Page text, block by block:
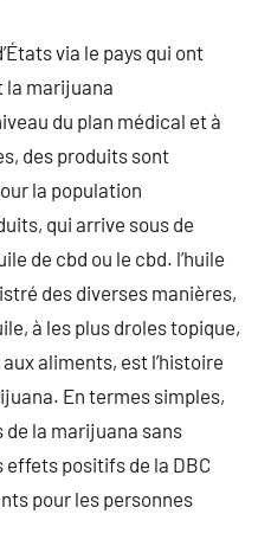
via le pays qui ont
la marijuana
du plan médical et à
des produits sont
la population
qui arrive sous de
de cbd ou le cbd. l’huile
des diverses manières,
à les plus droles topique,
aliments, est l’histoire
En termes simples,
la marijuana sans
positifs de la DBC
pour les personnes